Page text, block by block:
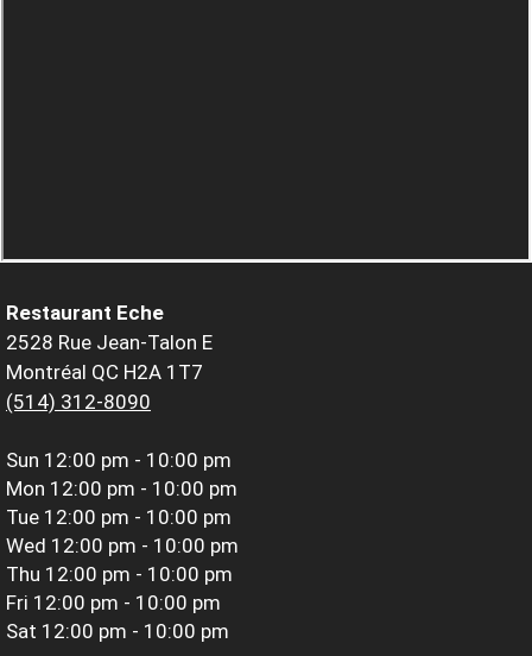
Restaurant Eche
2528 Rue Jean-Talon E
Montréal QC H2A 1T7
(514) 312-8090
Sun 12:00 pm - 10:00 pm
Mon 12:00 pm - 10:00 pm
Tue 12:00 pm - 10:00 pm
Wed 12:00 pm - 10:00 pm
Thu 12:00 pm - 10:00 pm
Fri 12:00 pm - 10:00 pm
Sat 12:00 pm - 10:00 pm